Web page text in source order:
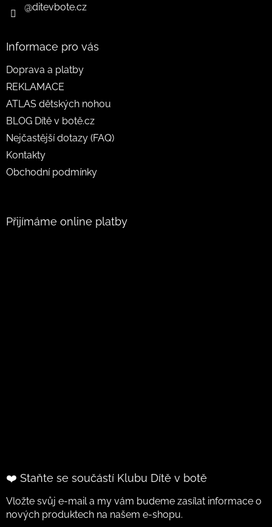
@ditevbote.cz
Informace pro vás
Doprava a platby
REKLAMACE
ATLAS dětských nohou
BLOG Dítě v botě.cz
Nejčastější dotazy (FAQ)
Kontakty
Obchodní podmínky
Přijímáme online platby
❤️ Staňte se součástí Klubu Dítě v botě
Vložte svůj e-mail a my vám budeme zasílat informace o
nových produktech na našem e-shopu.